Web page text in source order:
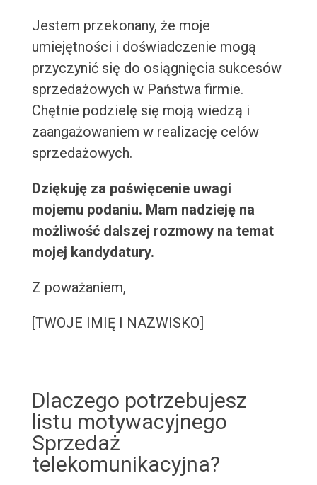
Jestem przekonany, że moje
umiejętności i doświadczenie mogą
przyczynić się do osiągnięcia sukcesów
sprzedażowych w Państwa firmie.
Chętnie podzielę się moją wiedzą i
zaangażowaniem w realizację celów
sprzedażowych.
Dziękuję za poświęcenie uwagi
mojemu podaniu. Mam nadzieję na
możliwość dalszej rozmowy na temat
mojej kandydatury.
Z poważaniem,
[TWOJE IMIĘ I NAZWISKO]
Dlaczego potrzebujesz
listu motywacyjnego
Sprzedaż
telekomunikacyjna?